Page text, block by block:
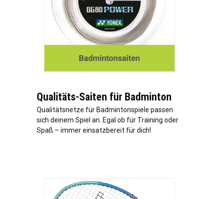
Qualitäts-Saiten für Badminton
Qualitätsnetze für Badmintonspiele passen
sich deinem Spiel an. Egal ob für Training oder
Spaß – immer einsatzbereit für dich!.